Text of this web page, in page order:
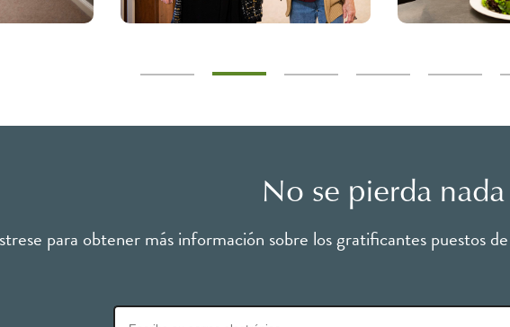
No se pierda nada
para obtener más información sobre los gratificantes puestos